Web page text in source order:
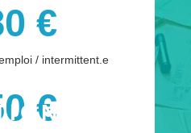
LES
ET LA
€
/ intermittent.e
€